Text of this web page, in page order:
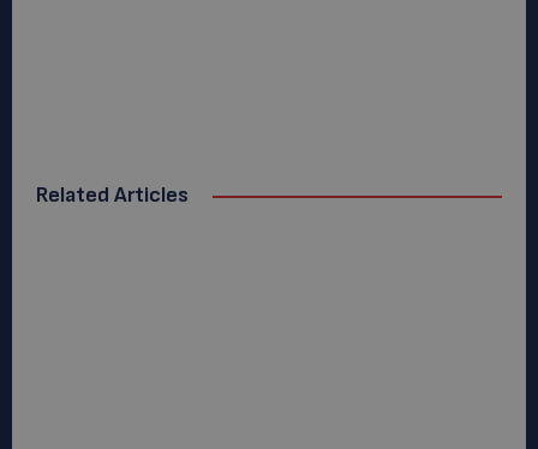
Related Articles